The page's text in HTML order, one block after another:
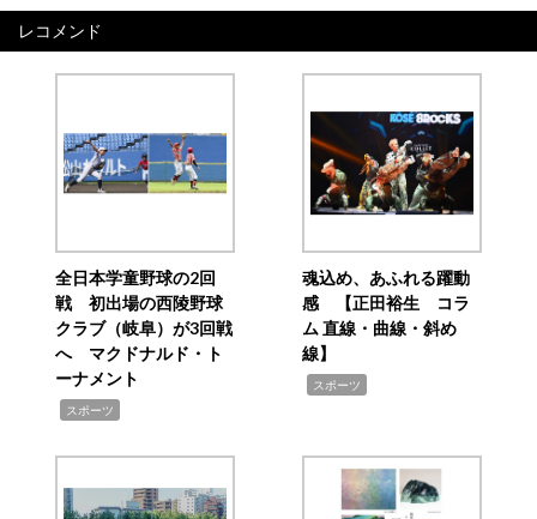
レコメンド
全日本学童野球の2回
戦 初出場の西陵野球
クラブ（岐阜）が3回戦
へ マクドナルド・ト
ーナメント
スポーツ
魂込め、あふれる躍動
感 【正田裕生 コラ
ム 直線・曲線・斜め
線】
スポーツ